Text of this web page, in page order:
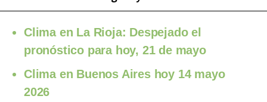
Clima en La Rioja: Despejado el
pronóstico para hoy, 21 de mayo
Clima en Buenos Aires hoy 14 mayo
2026